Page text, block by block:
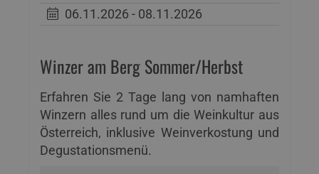
06.11.2026 - 08.11.2026
Winzer am Berg Sommer/Herbst
Erfahren Sie 2 Tage lang von namhaften
Winzern alles rund um die Weinkultur aus
Österreich, inklusive Weinverkostung und
Degustationsmenü.